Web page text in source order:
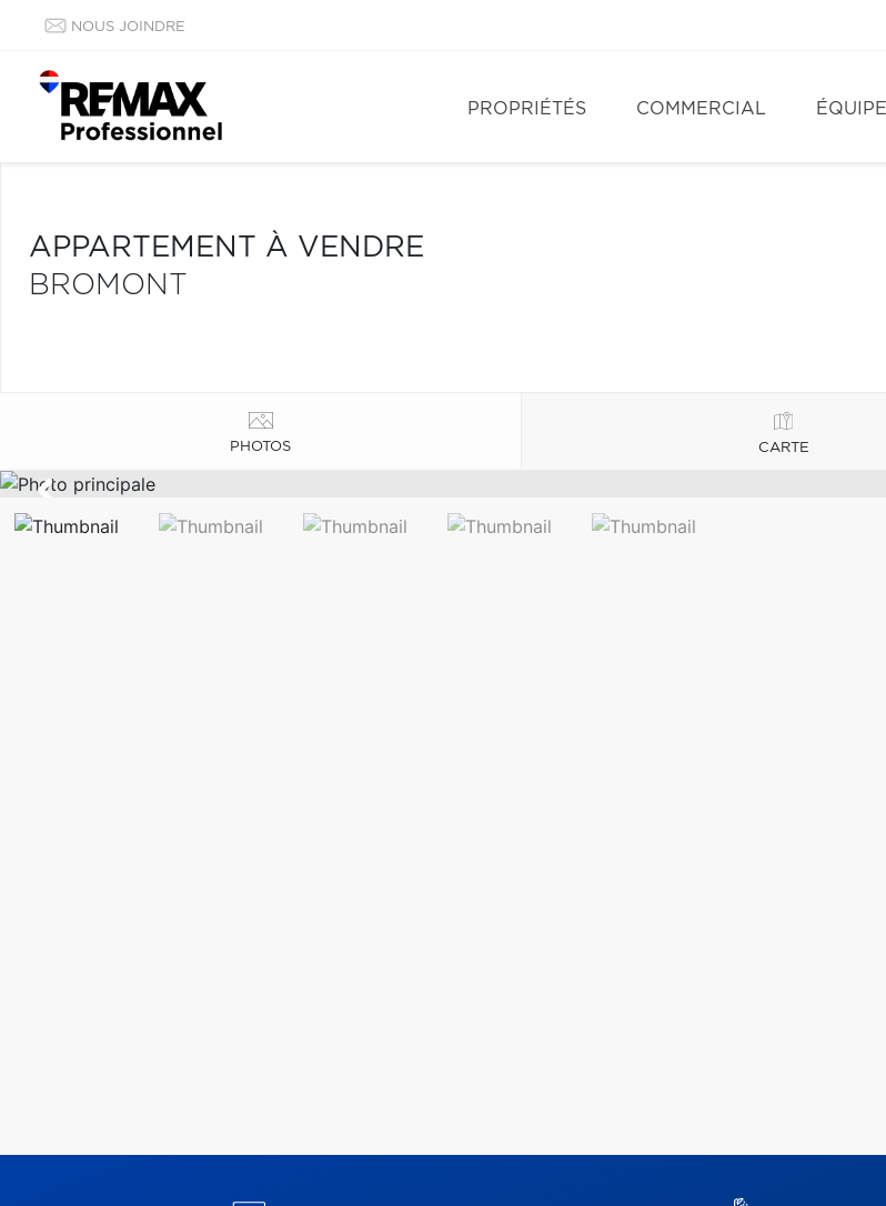
NOUS JOINDRE
PROPRIÉTÉS COMMERCIAL ÉQUIPE
APPARTEMENT À VENDRE
BROMONT
PHOTOS CARTE